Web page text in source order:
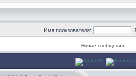
Имя пользователя:
Новые сообщения